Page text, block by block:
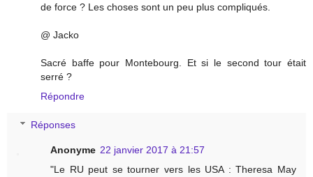
de force ? Les choses sont un peu plus compliqués.
@ Jacko
Sacré baffe pour Montebourg. Et si le second tour était
serré ?
Répondre
Réponses
Anonyme 22 janvier 2017 à 21:57
"Le RU peut se tourner vers les USA : Theresa May